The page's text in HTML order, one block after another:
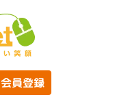
会員登録